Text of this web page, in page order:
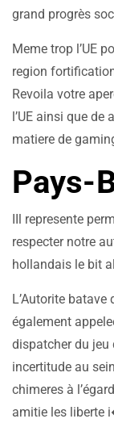
grand progrès
Meme trop l’UE
region
Revoila votre
l’UE ainsi que
matiere de
Pays-
IIl represente
respecter notre
hollandais le bit
L’Autorite batave
également
dispatcher du
incertitude au
chimeres à
amitie les liberte